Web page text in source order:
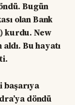
Bugün
olan Bank
kurdu. New
Bu hayatı
başarıya
döndü